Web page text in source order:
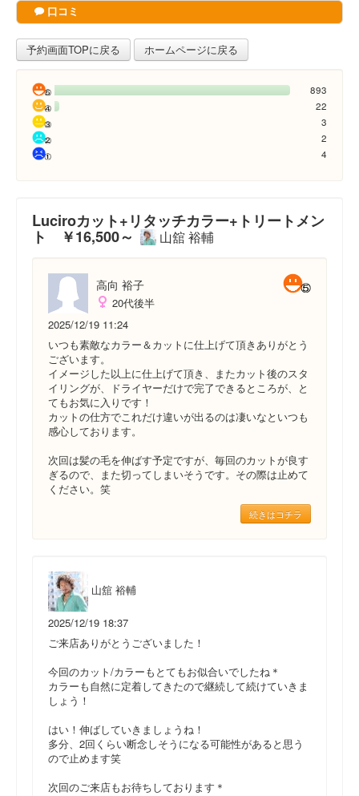
口コミ
予約画面TOPに戻る ホームページに戻る
893
22
3
2
4
Luciroカット+リタッチカラー+トリートメン
ト ￥16,500～ 山舘 裕輔
高向 裕子
20代後半
2025/12/19 11:24
いつも素敵なカラー＆カットに仕上げて頂きありがとう
ございます。
イメージした以上に仕上げて頂き、またカット後のスタ
イリングが、ドライヤーだけで完了できるところが、と
てもお気に入りです！
カットの仕方でこれだけ違いが出るのは凄いなといつも
感心しております。
次回は髪の毛を伸ばす予定ですが、毎回のカットが良す
ぎるので、また切ってしまいそうです。その際は止めて
ください。笑
続きはコチラ
山舘 裕輔
2025/12/19 18:37
ご来店ありがとうございました！
今回のカット/カラーもとてもお似合いでしたね＊
カラーも自然に定着してきたので継続して続けていきま
しょう！
はい！伸ばしていきましょうね！
多分、2回くらい断念しそうになる可能性があると思う
ので止めます笑
次回のご来店もお待ちしております＊